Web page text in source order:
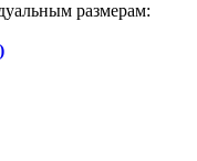
размерам: